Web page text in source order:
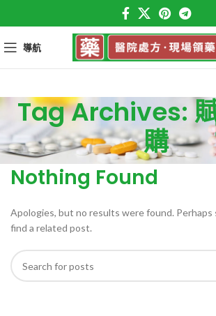
導航
Tag Archives:
購
Nothing Found
Apologies, but no results were found. Perhaps
find a related post.